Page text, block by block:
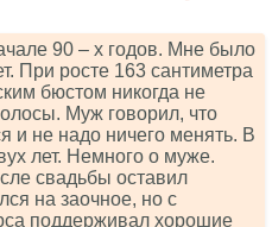
90 – х годов. Мне было
При росте 163 сантиметра
бюстом никогда не
Муж говорил, что
и не надо ничего менять. В
лет. Немного о муже.
свадьбы оставил
на заочное, но с
поддерживал хорошие